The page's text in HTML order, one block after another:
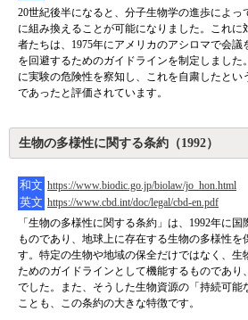
20世紀後半になると、分子生物学の進歩によっ
に組み換えることが可能になりました。これに
者たちは、1975年にアメリカのアシロマで会議
を回避するためのガイドラインを制定しました
に実験の危険性を察知し、これを自粛したとい
であったと評価されています。
生物の多様性に関する条約（1992）
和文 https://www.biodic.go.jp/biolaw/jo_hon.html
英文 https://www.cbd.int/doc/legal/cbd-en.pdf
「生物の多様性に関する条約」は、1992年に
ものであり、地球上に存在する生物の多様性
す。特定の生物や地域の保全だけではなく、生
ためのガイドラインとして機能するものであり
でした。また、そうした生物資源の「持続可能
ことも、この条約の大きな特徴です。